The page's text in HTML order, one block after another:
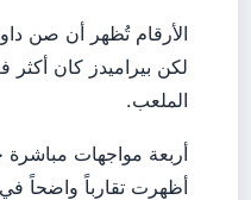
الأرقام تُظهر أن صن
لكن بيراميدز كان أكثر
الملعب.
أظهرت تقارباً واضحاً